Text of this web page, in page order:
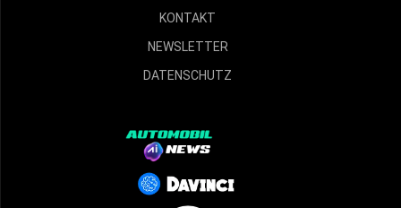
KONTAKT
NEWSLETTER
DATENSCHUTZ